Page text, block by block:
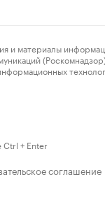
Ctrl + Enter
соглашение